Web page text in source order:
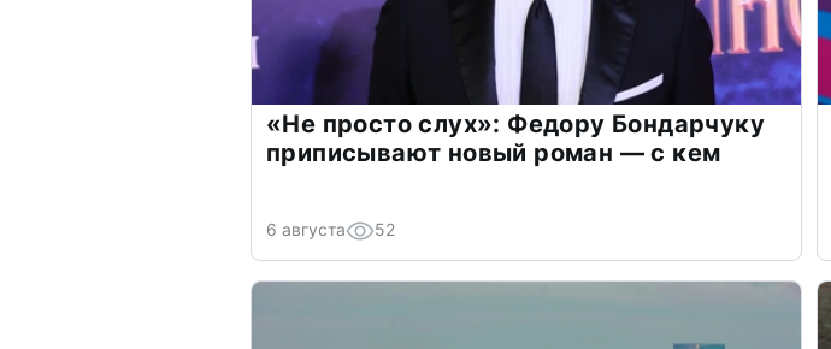
«Не просто слух»: Федору Бондарчуку
приписывают новый роман — с кем
6 августа 52